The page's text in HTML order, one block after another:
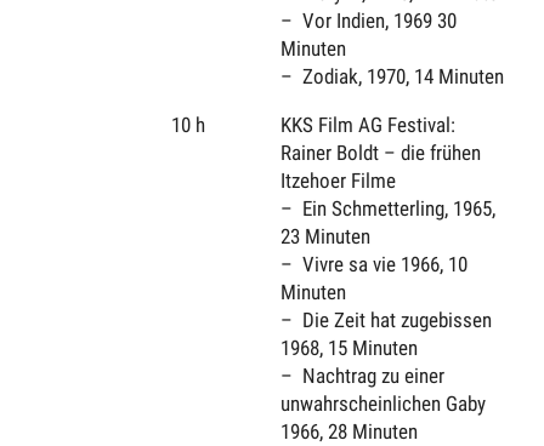
Vor Indien, 1969 30
Minuten
Zodiak, 1970, 14 Minuten
10 h
KKS Film AG Festival:
Rainer Boldt – die frühen
Itzehoer Filme
Ein Schmetterling, 1965,
23 Minuten
Vivre sa vie 1966, 10
Minuten
Die Zeit hat zugebissen
1968, 15 Minuten
Nachtrag zu einer
unwahrscheinlichen Gaby
1966, 28 Minuten